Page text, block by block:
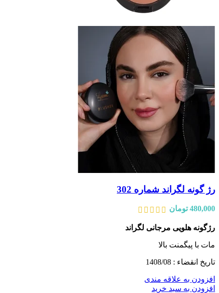
رژ گونه لگراند شماره 302
480,000 تومان
رژگونه هلویی مرجانی لگراند
مات با پیگمنت بالا
تاریخ انقضاء : 1408/08
افزودن به علاقه مندی
افزودن به سبد خرید